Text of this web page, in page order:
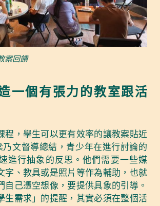
案回饋
一個有張力的教室跟活
程，學生可以更有效率的讓教案貼近
乃文督導總結，青少年在進行討論的
進行抽象的反思。他們需要一些媒
字、教具或是照片等作為輔助，也就
自己憑空想像，要提供具象的引導。
生需求」的提醒，其實必須在整個活